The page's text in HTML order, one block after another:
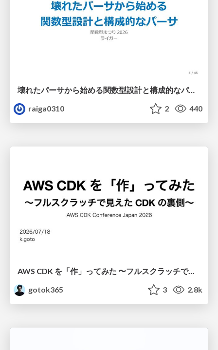
壊れたパーサから始める関数型設計と構成的なパーサ #fp_matsuri
raiga0310
2 440
AWS CDK を「作」ってみた 〜フルスクラッチで見えた CDK の裏側〜 / aws-cdk-from-scratch
gotok365
3 2.8k